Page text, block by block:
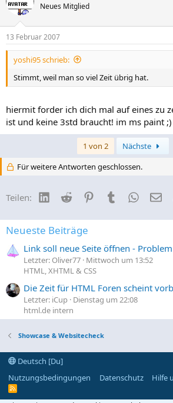
Neues Mitglied
13 Februar 2007
yoshi95 schrieb:
Stimmt, weil man so viel Zeit übrig hat.
hiermit forder ich dich mal auf eines zu
ist und keine 3std braucht! im ms paint ;)
1 von 2 Nächste
Für weitere Antworten geschlossen.
Teilen: LinkedIn
Reddit PinterestTumblr E-
Neueste Beiträge
Link soll neue Seite öffnen -
Letzter: Oliver77 Mittwoch um 13:52
HTML, XHTML & CSS
Die Zeit für HTML Foren scheint
Letzter: iCup Dienstag um 22:08
html.de intern
Showcase & Websitecheck
Deutsch [Du]
Nutzungsbedingungen
Datenschutz Hilfe
R
S